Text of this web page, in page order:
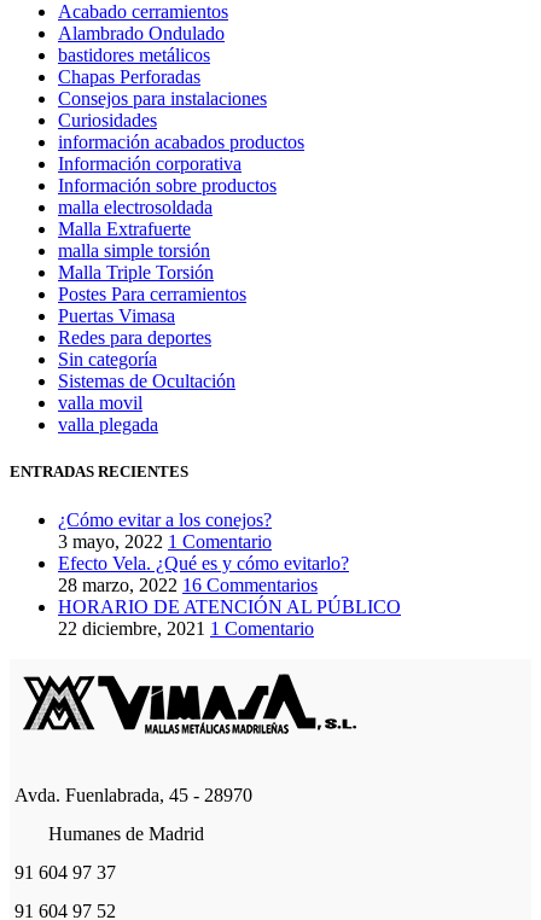
Acabado cerramientos
Alambrado Ondulado
bastidores metálicos
Chapas Perforadas
Consejos para instalaciones
Curiosidades
información acabados productos
Información corporativa
Información sobre productos
malla electrosoldada
Malla Extrafuerte
malla simple torsión
Malla Triple Torsión
Postes Para cerramientos
Puertas Vimasa
Redes para deportes
Sin categoría
Sistemas de Ocultación
valla movil
valla plegada
ENTRADAS RECIENTES
¿Cómo evitar a los conejos?
3 mayo, 2022 1 Comentario
Efecto Vela. ¿Qué es y cómo evitarlo?
28 marzo, 2022 16 Commentarios
HORARIO DE ATENCIÓN AL PÚBLICO
22 diciembre, 2021 1 Comentario
Avda. Fuenlabrada, 45 - 28970
Humanes de Madrid
91 604 97 37
91 604 97 52